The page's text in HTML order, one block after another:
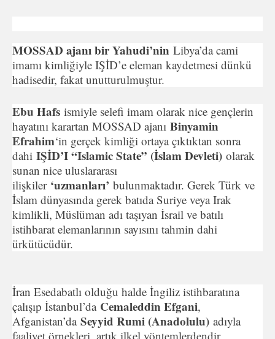
MOSSAD ajanı bir Yahudi’nin Libya’da cami
imamı kimliğiyle IŞİD’e eleman kaydetmesi dünkü
hadisedir, fakat unutturulmuştur.
Ebu Hafs ismiyle selefi imam olarak nice gençlerin
hayatını karartan MOSSAD ajanı Binyamin
Efrahim‘in gerçek kimliği ortaya çıktıktan sonra
dahi IŞİD’I “Islamic State” (İslam Devleti) olarak
sunan nice uluslararası
ilişkiler ‘uzmanları’ bulunmaktadır. Gerek Türk ve
İslam dünyasında gerek batıda Suriye veya Irak
kimlikli, Müslüman adı taşıyan İsrail ve batılı
istihbarat elemanlarının sayısını tahmin dahi
ürkütücüdür.
İran Esedabatlı olduğu halde İngiliz istihbaratına
çalışıp İstanbul’da Cemaleddin Efgani,
Afganistan’da Seyyid Rumi (Anadolulu) adıyla
faaliyet örnekleri, artık ilkel yöntemlerdendir.